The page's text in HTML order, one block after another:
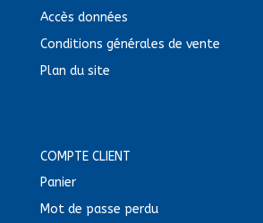
Accès données
Conditions générales de vente
Plan du site
COMPTE CLIENT
Panier
Mot de passe perdu